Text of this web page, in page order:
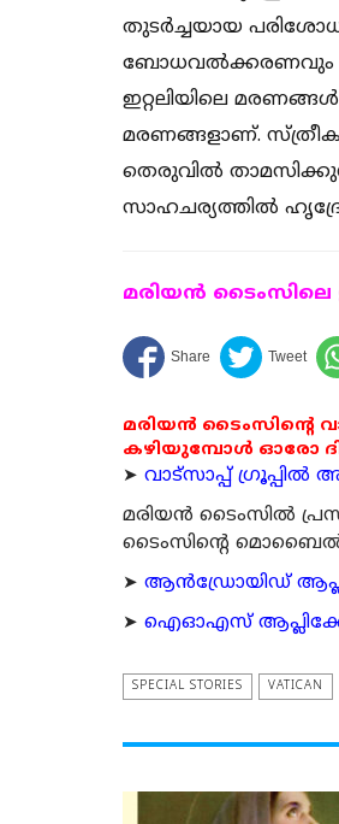
തുടർച്ചയായ
ബോധവൽക്കരണവും
ഇറ്റലിയിലെ
മരണങ്ങളാണ്.
തെരുവിൽ
സാഹചര്യത്തിൽ
മരിയന്‍ ടൈംസിലെ
മരിയൻ ടൈംസിന്റെ
കഴിയുമ്പോൾ ഓരോ
➤ വാട്സാപ്പ് ഗ്രൂപ്പിൽ
മരിയന്‍ ടൈംസില്‍
ടൈംസിന്റെ മൊബൈല്‍
➤ ആന്‍ഡ്രോയിഡ്
➤ ഐഓഎസ്
SPECIAL STORIES VATICAN